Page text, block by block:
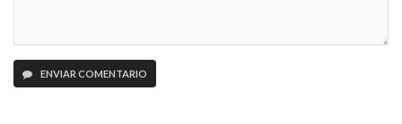
ENVIAR COMENTARIO